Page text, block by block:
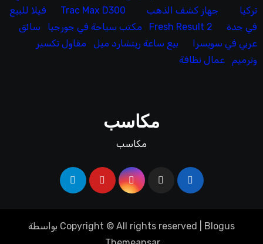
تركيا
جهاز كشف الذهب Trac Max D300
فيلا للبيع
في جدة
Fresh Result 2 مكتب سياحة في جورجيا
سائق
عربي في سويسرا
بيع ساعة ريتشارد ميل
مقاول تكسير
وترميم
عمال نظافة
مكاسب
مكاسب
Copyright © All rights reserved Blogus
بواسطة